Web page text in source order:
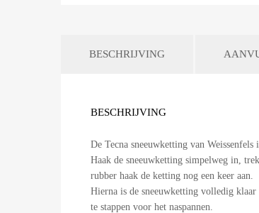
BESCHRIJVING
BESCHRIJVING
De Tecna sneeuwketting van
Haak de sneeuwketting simpelweg in,
rubber haak de ketting nog een keer aan.
Hierna is de sneeuwketting volledig
te stappen voor het naspannen.